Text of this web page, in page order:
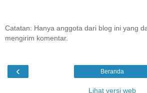
Catatan: Hanya anggota dari blog ini yang
mengirim komentar.
‹ Beranda
Lihat versi web